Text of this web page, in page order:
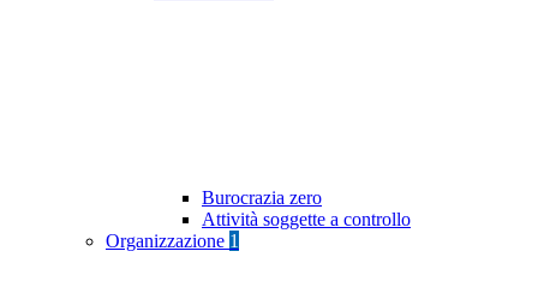
Burocrazia zero
Attività soggette a controllo
Organizzazione 1